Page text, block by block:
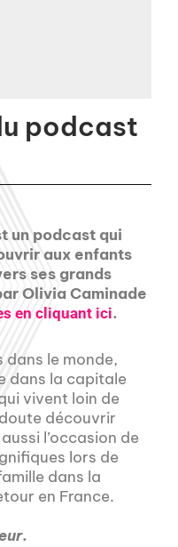
podcast
un podcast qui
aux enfants
ses grands
Olivia Caminade
en cliquant ici.
dans le monde,
dans la capitale
vivent loin de
découvrir
l’occasion de
lors de
dans la
en France.